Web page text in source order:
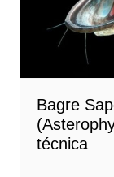
Bagre
técnica